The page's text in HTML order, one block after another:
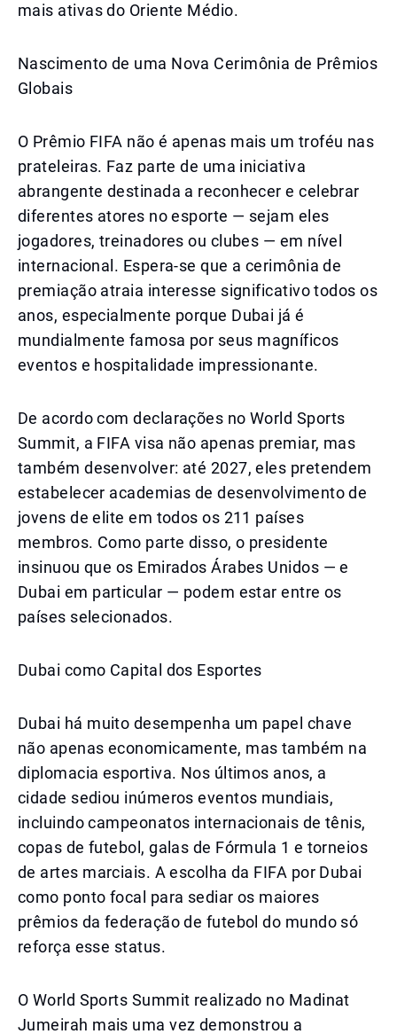
mais ativas do Oriente Médio.
Nascimento de uma Nova Cerimônia de Prêmios
Globais
O Prêmio FIFA não é apenas mais um troféu nas
prateleiras. Faz parte de uma iniciativa
abrangente destinada a reconhecer e celebrar
diferentes atores no esporte — sejam eles
jogadores, treinadores ou clubes — em nível
internacional. Espera-se que a cerimônia de
premiação atraia interesse significativo todos os
anos, especialmente porque Dubai já é
mundialmente famosa por seus magníficos
eventos e hospitalidade impressionante.
De acordo com declarações no World Sports
Summit, a FIFA visa não apenas premiar, mas
também desenvolver: até 2027, eles pretendem
estabelecer academias de desenvolvimento de
jovens de elite em todos os 211 países
membros. Como parte disso, o presidente
insinuou que os Emirados Árabes Unidos — e
Dubai em particular — podem estar entre os
países selecionados.
Dubai como Capital dos Esportes
Dubai há muito desempenha um papel chave
não apenas economicamente, mas também na
diplomacia esportiva. Nos últimos anos, a
cidade sediou inúmeros eventos mundiais,
incluindo campeonatos internacionais de tênis,
copas de futebol, galas de Fórmula 1 e torneios
de artes marciais. A escolha da FIFA por Dubai
como ponto focal para sediar os maiores
prêmios da federação de futebol do mundo só
reforça esse status.
O World Sports Summit realizado no Madinat
Jumeirah mais uma vez demonstrou a